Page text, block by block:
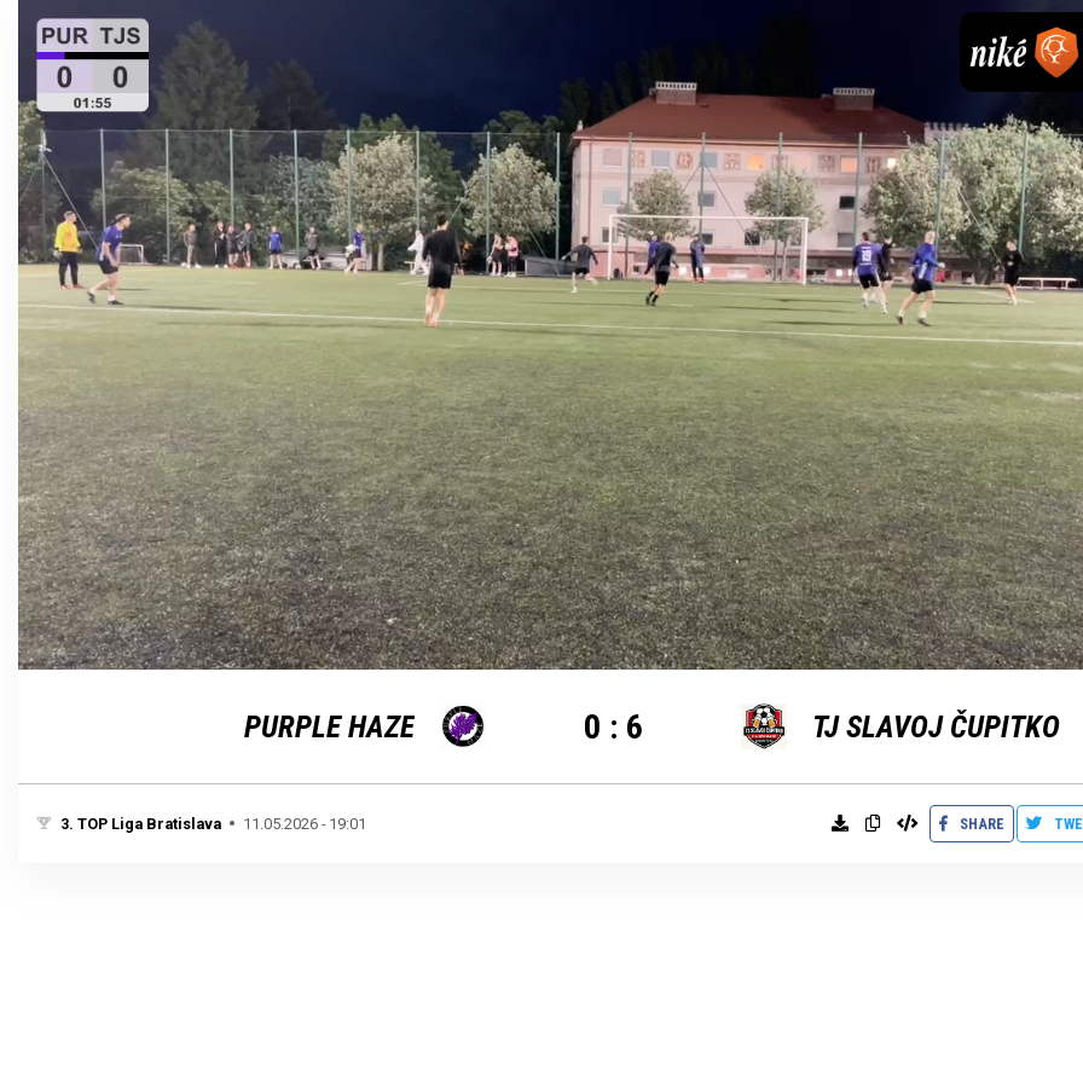
Unmute Loaded:
100.00%
PURPLE HAZE 0 : 6 TJ SLAVOJ ČUPITKO
3. TOP Liga Bratislava 11.05.2026 - 19:01 SHARE